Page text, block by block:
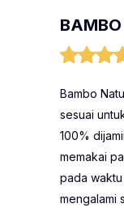
BAMBO
Bambo
sesuai
100%
memakai
pada waktu
mengalami